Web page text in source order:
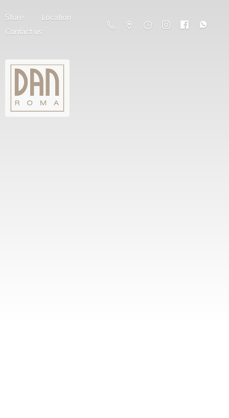
Store
Location
Contact us